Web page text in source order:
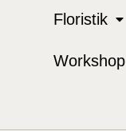
Floristik
Workshop